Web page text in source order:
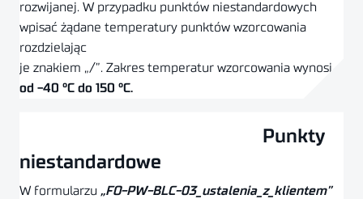
rozwijanej. W przypadku punktów niestandardowych
wpisać żądane temperatury punktów wzorcowania
rozdzielając
je znakiem „/”. Zakres temperatur wzorcowania wynosi
od -40 °C do 150 °C.
Punkty
niestandardowe
W formularzu „FO-PW-BLC-03_ustalenia_z_klientem”